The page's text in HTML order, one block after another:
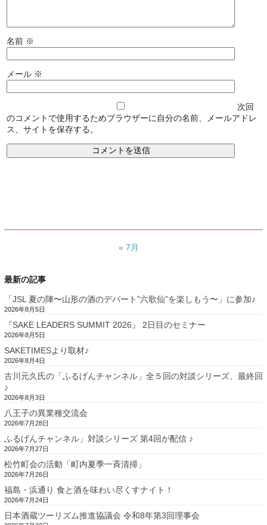
名前 ※
メール ※
次回
のコメントで使用するためブラウザーに自分の名前、メールアドレ
ス、サイトを保存する。
« 7月
最新の記事
「JSL 夏の陣〜山形の酒のデパート”六歌仙”を楽しもう〜」に参加♪
2026年8月5日
『SAKE LEADERS SUMMIT 2026』 2日目のセミナー
2026年8月5日
SAKETIMESより取材♪
2026年8月4日
古川元久氏の「ふるげんチャンネル」全５回の対談シリーズ、最終回
♪
2026年8月3日
八王子の異業種交流会
2026年7月28日
ふるげんチャンネル」対談シリーズ 第4回が配信 ♪
2026年7月27日
松竹町会の活動「町内夏季一斉清掃」
2026年7月26日
福島・浜通り 食と酒を味わい尽くすナイト！
2026年7月24日
日本酒蔵ツーリズム推進協議会 令和8年第3回理事会